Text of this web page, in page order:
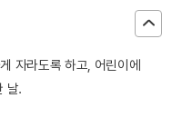
자라도록 하고, 어린이에
날.